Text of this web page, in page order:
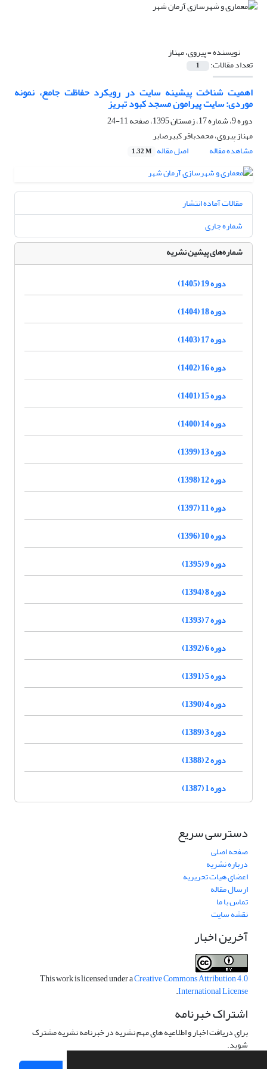
نویسنده =پیروی، مهناز
تعداد مقالات: 1
اهمیت شناخت پیشینه سایت در رویکرد حفاظت جامع، نمونه
موردی: سایت پیرامون مسجد کبود تبریز
دوره 9، شماره 17، زمستان 1395، صفحه
11-24
مهناز پیروی، محمدباقر کبیرصابر
مشاهده مقاله
اصل مقاله 1.32 M
مقالات آماده انتشار
شماره جاری
شماره‌های پیشین نشریه
دوره 19 (1405)
دوره 18 (1404)
دوره 17 (1403)
دوره 16 (1402)
دوره 15 (1401)
دوره 14 (1400)
دوره 13 (1399)
دوره 12 (1398)
دوره 11 (1397)
دوره 10 (1396)
دوره 9 (1395)
دوره 8 (1394)
دوره 7 (1393)
دوره 6 (1392)
دوره 5 (1391)
دوره 4 (1390)
دوره 3 (1389)
دوره 2 (1388)
دوره 1 (1387)
دسترسی سریع
صفحه اصلی
درباره نشریه
اعضای هیات تحریریه
ارسال مقاله
تماس با ما
نقشه سایت
آخرین اخبار
This work is licensed under aCreative Commons Attribution 4.0
International License
.
اشتراک خبرنامه
برای دریافت اخبار و اطلاعیه های مهم نشریه در خبرنامه نشریه مشترک
شوید.